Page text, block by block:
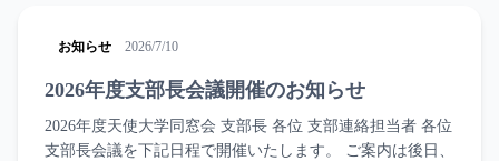
お知らせ 2026/7/10
2026年度支部長会議開催のお知らせ
2026年度天使大学同窓会 支部長 各位 支部連絡担当者 各位
支部長会議を下記日程で開催いたします。 ご案内は後日、